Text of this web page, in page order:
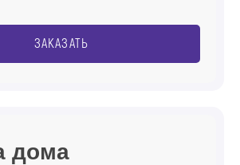
ЗАКАЗАТЬ
дома